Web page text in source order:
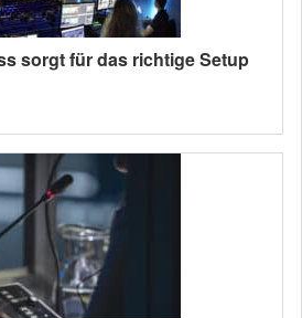
sorgt für das richtige Setup